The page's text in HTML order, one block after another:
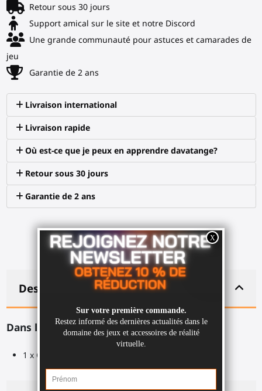
Retour sous 30 jours
Support amical sur le site et notre Discord
Une grande communauté pour astuces et camarades de
jeu
Garantie de 2 ans
Livraison international
Livraison rapide
Où est-ce que je peux en apprendre davatange?
Retour sous 30 jours
Garantie de 2 ans
Description
Dans la boîte :
1 x Clé hexagonale sélectionnée